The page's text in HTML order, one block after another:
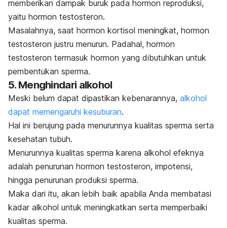
memberikan dampak buruk pada hormon reproduksi,
yaitu hormon testosteron.
Masalahnya, saat hormon kortisol meningkat, hormon
testosteron justru menurun. Padahal, hormon
testosteron termasuk hormon yang dibutuhkan untuk
pembentukan sperma.
5. Menghindari alkohol
Meski belum dapat dipastikan kebenarannya, alkohol
dapat memengaruhi kesuburan.
Hal ini berujung pada menurunnya kualitas sperma serta
kesehatan tubuh.
Menurunnya kualitas sperma karena alkohol efeknya
adalah penurunan hormon testosteron, impotensi,
hingga penurunan produksi sperma.
Maka dari itu, akan lebih baik apabila Anda membatasi
kadar alkohol untuk meningkatkan serta memperbaiki
kualitas sperma.